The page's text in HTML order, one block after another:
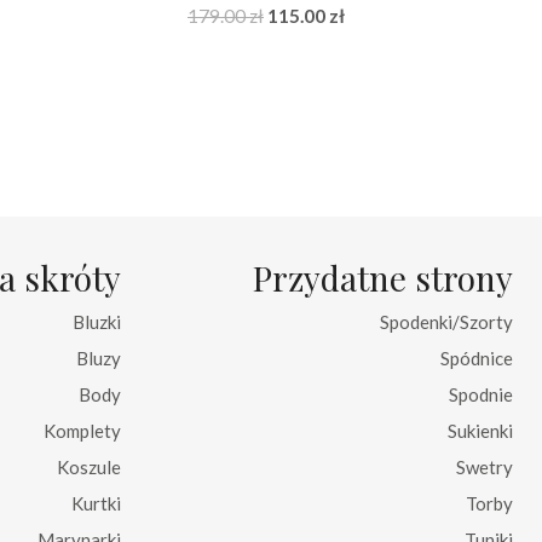
179.00zł Pierwotna
115.00 złAktualna
skróty
Bluzki
Bluzy
Body
Komplety
Koszule
Kurtki
Przydatne strony
Spodenki/Szorty
Spódnice
Spodnie
Sukienki
Swetry
Torby